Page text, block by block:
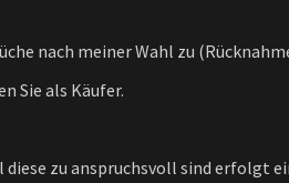
nach meiner Wahl zu
Sie als Käufer.
zu anspruchsvoll sind erfolgt